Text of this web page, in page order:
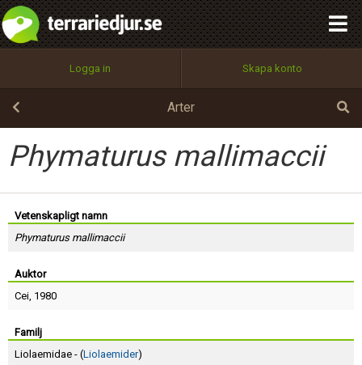
Logga in Skapa konto
Arter
Phymaturus mallimaccii
Vetenskapligt namn
Phymaturus mallimaccii
Auktor
Cei, 1980
Familj
Liolaemidae - (Liolaemider)
Utför
100%
OK
integritetspolicy
Namn:
Epost:
Användarnamn:
Lösenord:
Terms of Service
Begär nytt lösenord
Tillbaka till förstasidan